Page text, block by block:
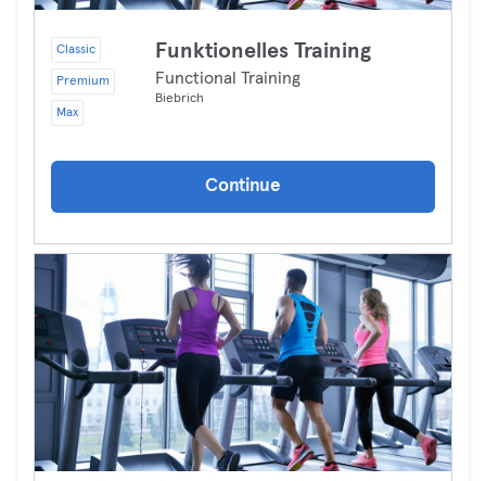
Classic
Premium
Max
Funktionelles Training
Functional Training
Biebrich
Continue